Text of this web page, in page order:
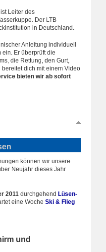
ist Leiter des
Der LTB
in Deutschland.
Anleitung individuell
ein. Er überprüft die
die Rettung, den Gurt,
dich mit einem Video
bieten wir ab sofort
können wir unsere
Neujahr dieses Jahr
2011 durchgehend Lüsen-
eine Woche Ski & Flieg
und